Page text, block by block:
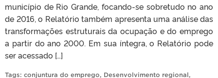
município de Rio Grande, focando-se sobretudo no ano
de 2016, o Relatório também apresenta uma análise das
transformações estruturais da ocupação e do emprego
a partir do ano 2000. Em sua íntegra, o Relatório pode
ser acessado […]
Tags: conjuntura do emprego, Desenvolvimento regional,